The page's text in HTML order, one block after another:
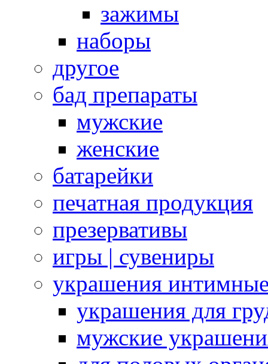
зажимы
наборы
другое
бад препараты
мужские
женские
батарейки
печатная продукция
презервативы
игры | сувениры
украшения
украшения для
мужские